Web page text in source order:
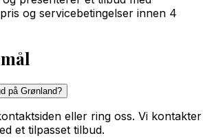
og servicebetingelser innen 4
på Grønland?
eller ring oss. Vi kontakter
et tilpasset tilbud.